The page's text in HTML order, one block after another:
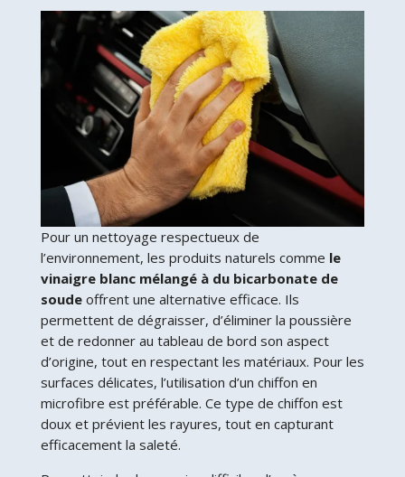
Pour un nettoyage respectueux de
l’environnement, les produits naturels comme le
vinaigre blanc mélangé à du bicarbonate de
soude offrent une alternative efficace. Ils
permettent de dégraisser, d’éliminer la poussière
et de redonner au tableau de bord son aspect
d’origine, tout en respectant les matériaux. Pour les
surfaces délicates, l’utilisation d’un chiffon en
microfibre est préférable. Ce type de chiffon est
doux et prévient les rayures, tout en capturant
efficacement la saleté.